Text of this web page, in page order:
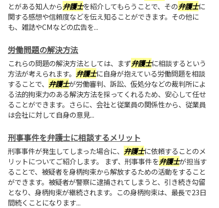
とがある知人から弁護士を紹介してもらうことで、その弁護士に
関する感想や信頼度などを伝え知ることができます。その他に
も、雑誌やCMなどの広告を...
労働問題の解決方法
これらの問題の解決方法としては、まず弁護士に相談するという
方法が考えられます。 弁護士に自身が抱えている労働問題を相談
することで、 弁護士が労働審判、訴訟、仮処分などの裁判所によ
る法的拘束力のある解決方法を採ってくれるため、安心して任せ
ることができます。さらに、会社と従業員の関係性から、従業員
は会社に対して自身の意見...
刑事事件を弁護士に相談するメリット
刑事事件が発生してしまった場合に、 弁護士に依頼することのメ
リットについてご紹介します。 まず、刑事事件を弁護士が担当す
ることで、被疑者を身柄拘束から解放するための活動をすること
ができます。被疑者が警察に逮捕されてしまうと、引き続き勾留
となり、身柄拘束が継続されます。この身柄拘束は、最長で23日
間続くことになります...